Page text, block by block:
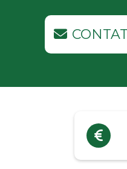
Industriali